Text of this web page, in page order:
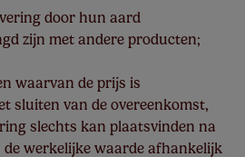
door hun aard
zijn met andere producten;
waarvan de prijs is
sluiten van de overeenkomst,
slechts kan plaatsvinden na
werkelijke waarde afhankelijk